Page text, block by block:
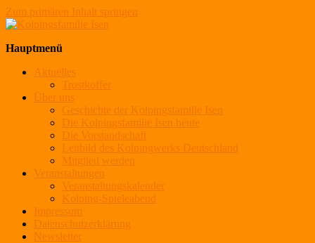
Zum primären Inhalt springen
Hauptmenü
Aktuelles
Trostkoffer
Über uns
Geschichte der Kolpingsfamilie Isen
Die Kolpingsfamilie Isen heute
Die Vorstandschaft
Leitbild des Kolpingwerks Deutschland
Mitglied werden
Veranstaltungen
Veranstaltungskalender
Kolping-Spieleabend
Impressum
Datenschutzerklärung
Newsletter